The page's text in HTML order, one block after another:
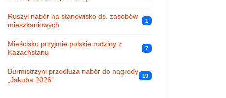
Ruszył nabór na stanowisko ds. zasobów
mieszkaniowych
1
Mieścisko przyjmie polskie rodziny z
Kazachstanu
7
Burmistrzyni przedłuża nabór do nagrody
„Jakuba 2026”
19